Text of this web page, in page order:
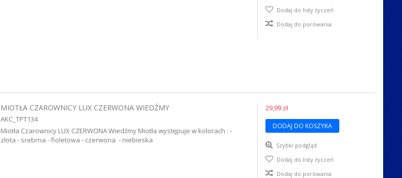
Dodaj do listy życzeń
Dodaj do porówania
MIOTŁA CZAROWNICY LUX CZERWONA WIEDŹMY
AKC_TPT134
Miotła Czarownicy LUX CZERWONA Wiedźmy Miotła występuje w kolorach : -
złota - srebrna - fioletowa - czerwona - niebieska
29,99 zł
DODAJ DO KOSZYKA
Szybki podgląd
Dodaj do listy życzeń
Dodaj do porówania